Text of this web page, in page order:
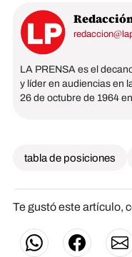
LA PRENSA es el
y líder en audiencias en
26 de octubre de 1964
tabla de posiciones
Te gustó este artículo,